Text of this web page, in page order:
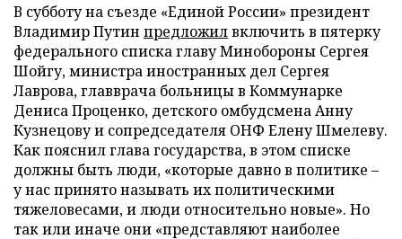
В субботу на съезде «Единой России» президент
Владимир Путин предложилвключить в пятерку
федерального списка главу Минобороны Сергея
Шойгу, министра иностранных дел Сергея
Лаврова, главврача больницы в Коммунарке
Дениса Проценко, детского омбудсмена Анну
Кузнецову и сопредседателя ОНФ Елену Шмелеву.
Как пояснил глава государства, в этом списке
должны быть люди, «которые давно в политике –
у нас принято называть их политическими
тяжеловесами, и люди относительно новые». Но
так или иначе они «представляют наиболее